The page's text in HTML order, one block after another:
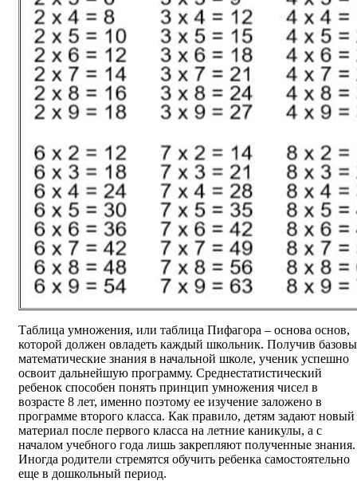
Таблица умножения, или таблица Пифагора – основа основ,
которой должен овладеть каждый школьник. Получив
математические знания в начальной школе, ученик успешно
освоит дальнейшую программу. Среднестатистический
ребенок способен понять принцип умножения чисел в
возрасте 8 лет, именно поэтому ее изучение заложено в
программе второго класса. Как правило, детям задают новый
материал после первого класса на летние каникулы, а с
началом учебного года лишь закрепляют полученные знания.
Иногда родители стремятся обучить ребенка самостоятельно
еще в дошкольный период.